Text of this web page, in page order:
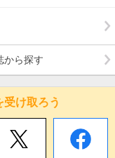
から探す
受け取ろう